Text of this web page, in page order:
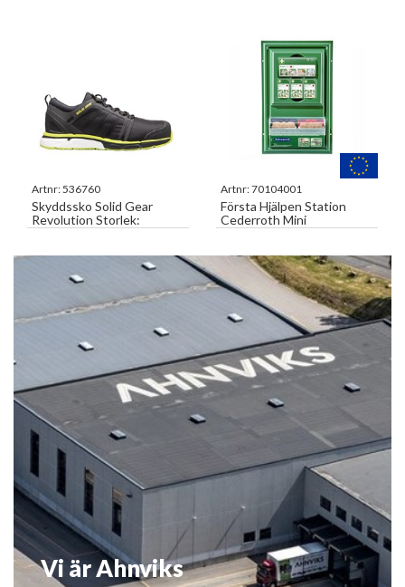
Artnr:536760
Skyddssko Solid Gear
Revolution Storlek:
Artnr:70104001
Första Hjälpen Station
Cederroth Mini
Vi är Ahnviks